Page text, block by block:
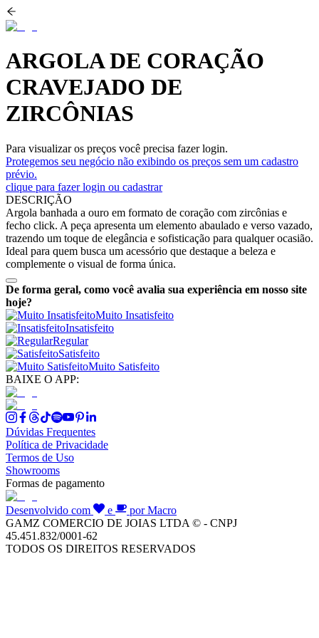
ARGOLA DE CORAÇÃO
CRAVEJADO DE
ZIRCÔNIAS
Para visualizar os preços você precisa fazer login.
Protegemos seu negócio não exibindo os preços sem um cadastro
prévio.
clique para fazer login ou cadastrar
DESCRIÇÃO
Argola banhada a ouro em formato de coração com zircônias e
fecho click. A peça apresenta um elemento abaulado e verso vazado,
trazendo um toque de elegância e sofisticação para qualquer ocasião.
Ideal para quem busca um acessório que destaque a beleza e
complemente o visual de forma única.
De forma geral, como você avalia sua experiência em nosso site
hoje?
Muito Insatisfeito
Insatisfeito
Regular
Satisfeito
Muito Satisfeito
BAIXE O APP:
Dúvidas Frequentes
Política de Privacidade
Termos de Uso
Showrooms
Formas de pagamento
Desenvolvido com e
por Macro
GAMZ COMERCIO DE JOIAS LTDA © - CNPJ
45.451.832/0001-62
TODOS OS DIREITOS RESERVADOS